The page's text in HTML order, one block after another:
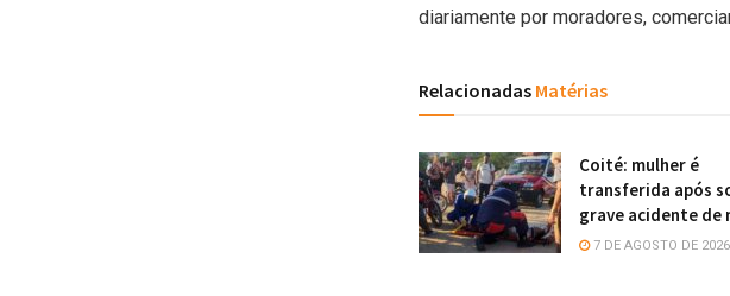
diariamente por moradores,
Relacionadas Matérias
Coité: mulher é
transferida após
grave acidente de
7 DE AGOSTO DE 2026